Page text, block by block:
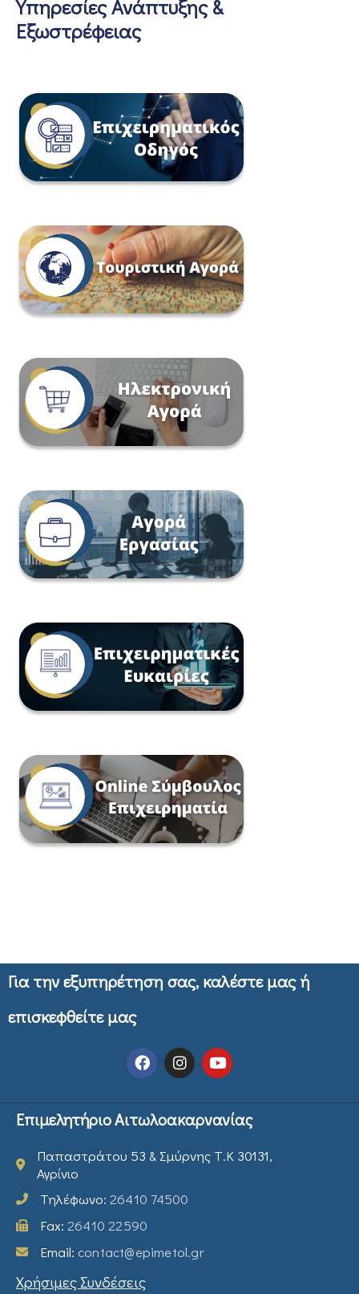
Υπηρεσίες Ανάπτυξης &
Εξωστρέφειας
Για την εξυπηρέτηση σας, καλέστε μας ή
επισκεφθείτε μας
Επιμελητήριο Αιτωλοακαρνανίας
Παπαστράτου 53 & Σμύρνης Τ.Κ 30131,
Αγρίνιο
Τηλέφωνο: 26410 74500
Fax: 26410 22590
Email: contact@epimetol.gr
Χρήσιμες Συνδέσεις